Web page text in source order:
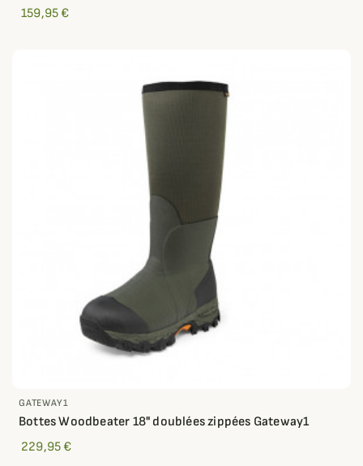
159,95 €
GATEWAY1
Bottes Woodbeater 18" doublées zippées Gateway1
229,95 €